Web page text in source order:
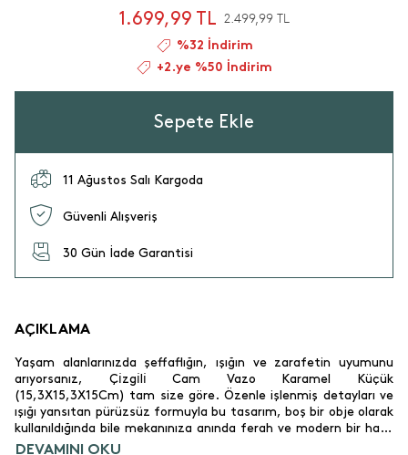
1.699,99 TL 2.499,99 TL
%32 İndirim
+2.ye %50 İndirim
Sepete Ekle
11 Ağustos Salı Kargoda
Güvenli Alışveriş
30 Gün İade Garantisi
AÇIKLAMA
Yaşam alanlarınızda şeffaflığın, ışığın ve zarafetin uyumunu
arıyorsanız, Çi̇zgi̇li̇ Cam Vazo Karamel Küçük
(15,3X15,3X15Cm) tam size göre. Özenle işlenmiş detayları ve
ışığı yansıtan pürüzsüz formuyla bu tasarım, boş bir obje olarak
kullanıldığında bile mekanınıza anında ferah ve modern bir hava
katar. Salonlarınızda ayna önlerinde, yemek masanızın
DEVAMINI OKU